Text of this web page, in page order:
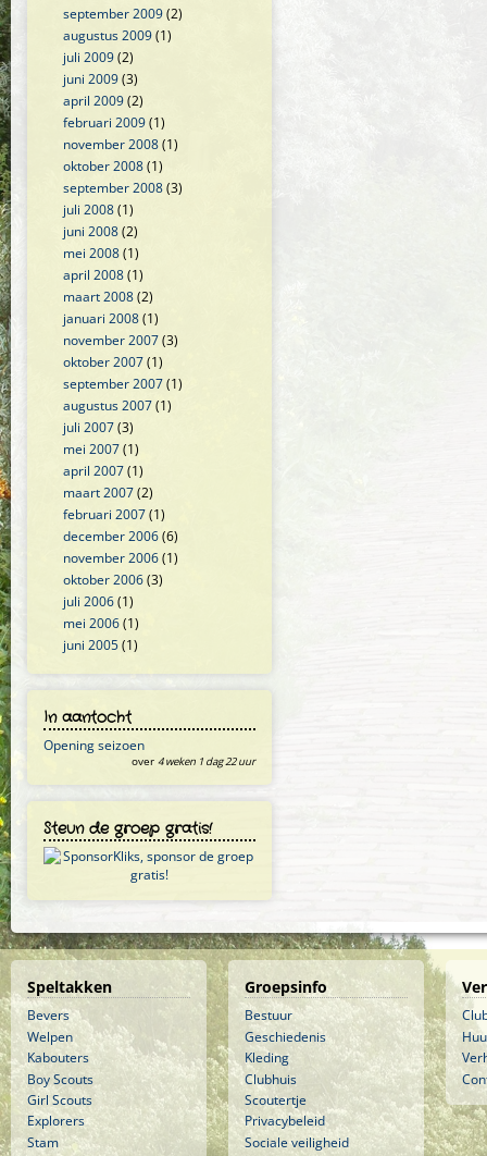
september 2009(2)
augustus 2009(1)
juli 2009(2)
juni 2009(3)
april 2009(2)
februari 2009(1)
november 2008(1)
oktober 2008(1)
september 2008(3)
juli 2008(1)
juni 2008(2)
mei 2008(1)
april 2008(1)
maart 2008(2)
januari 2008(1)
november 2007(3)
oktober 2007(1)
september 2007(1)
augustus 2007(1)
juli 2007(3)
mei 2007(1)
april 2007(1)
maart 2007(2)
februari 2007(1)
december 2006(6)
november 2006(1)
oktober 2006(3)
juli 2006(1)
mei 2006(1)
juni 2005(1)
In aantocht
Opening seizoen
over 4 weken 1 dag 22 uur
Steun de groep gratis!
Speltakken
Bevers
Welpen
Kabouters
Boy Scouts
Girl Scouts
Explorers
Stam
Groepsinfo
Bestuur
Geschiedenis
Kleding
Clubhuis
Scoutertje
Privacybeleid
Sociale veiligheid